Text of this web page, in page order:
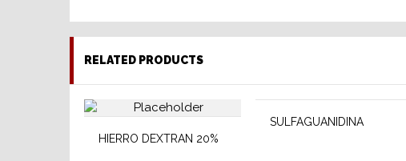
RELATED PRODUCTS
HIERRO DEXTRAN 20%
SULFAGUANIDINA